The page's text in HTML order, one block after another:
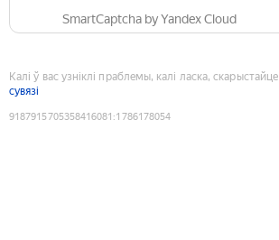
SmartCaptcha by Yandex Cloud
Калі ў вас узніклі праблемы, калі ласка, скарыстайце
сувязі
9187915705358416081 :1786178054